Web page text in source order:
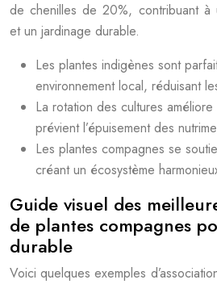
de chenilles de 20%, contribuant à
et un jardinage durable.
Les plantes indigènes sont
environnement local, réduisant
La rotation des cultures
prévient l’épuisement des
Les plantes compagnes se
créant un écosystème
Guide visuel des
de plantes compagnes
durable
Voici quelques exemples